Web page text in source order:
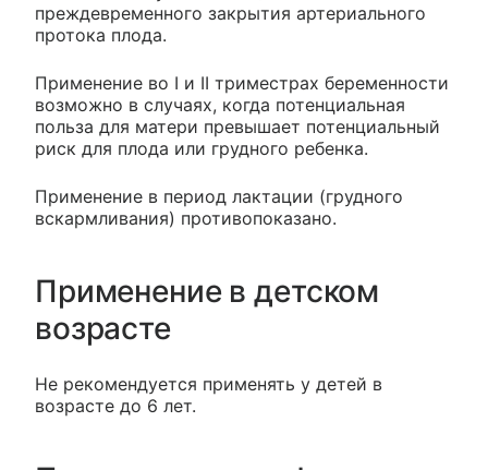
преждевременного закрытия артериального
протока плода.
Применение во I и II триместрах беременности
возможно в случаях, когда потенциальная
польза для матери превышает потенциальный
риск для плода или грудного ребенка.
Применение в период лактации (грудного
вскармливания) противопоказано.
Применение в детском
возрасте
Не рекомендуется применять у детей в
возрасте до 6 лет.